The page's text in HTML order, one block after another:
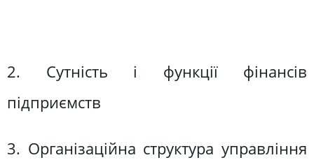
2. Сутність і функції фінансів
підприємств
3. Організаційна структура управління